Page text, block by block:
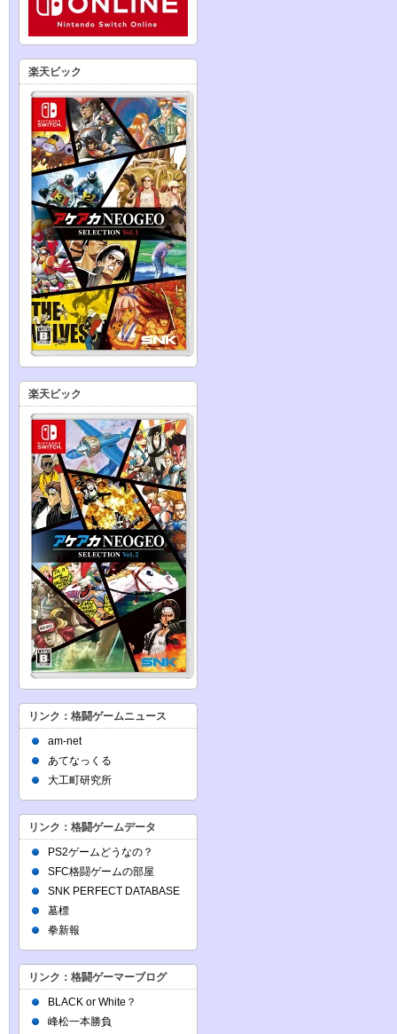
楽天ビック
楽天ビック
リンク：格闘ゲームニュース
am-net
あてなっくる
大工町研究所
リンク：格闘ゲームデータ
PS2ゲームどうなの？
SFC格闘ゲームの部屋
SNK PERFECT DATABASE
墓標
拳新報
リンク：格闘ゲーマーブログ
BLACK or White？
峰松一本勝負